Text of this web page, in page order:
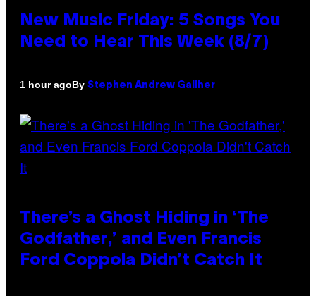
New Music Friday: 5 Songs You
Need to Hear This Week (8/7)
1 hour agoBy Stephen Andrew Galiher
There’s a Ghost Hiding in ‘The
Godfather,’ and Even Francis
Ford Coppola Didn’t Catch It